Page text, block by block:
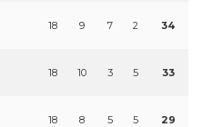
18 9 7 2 34
18 10 3 5 33
18 8 5 5 29